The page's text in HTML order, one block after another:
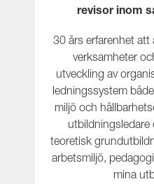
revisor inom
30 års erfarenhet att
verksamheter
utveckling av
ledningssystem
miljö och
utbildningsledare
teoretisk
arbetsmiljö,
mina